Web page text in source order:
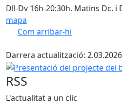
Dll-Dv 16h-20:30h. Matins Dc. i
mapa
Com arribar-hi
+
−
Darrera actualització:
Presentació del projecte del
RSS
L'actualitat a un clic